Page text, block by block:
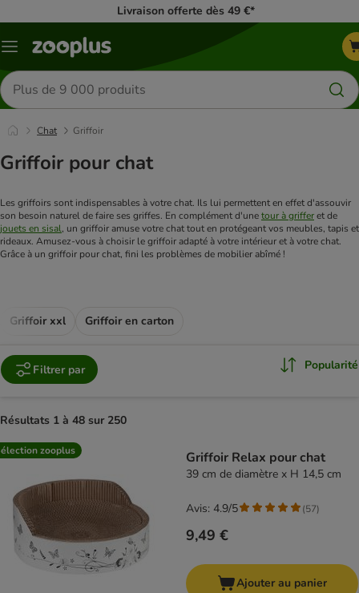
Livraison offerte dès 49 €*
Menu
Rechercher
des
produits
Chat Griffoir
Griffoir pour chat
Les griffoirs sont indispensables à votre chat. Ils lui permettent en effet d'assouvir
son besoin naturel de faire ses griffes. En complément d'une tour à griffer
jouets en sisal, un griffoir amuse votre chat tout en protégeant vos meubles, tapis et
rideaux. Amusez-vous à choisir le griffoir adapté à votre intérieur et à votre chat.
Grâce à un griffoir pour chat, fini les problèmes de mobilier abîmé !
Griffoir xxl​ Griffoir en carton
Filtrer par Popularité
Résultats 1 à 48 sur 250
product items have been changed
zooplus Griffoir Relax pour chat
39 cm de diamètre x H 14,5 cm
9,49 €
Avis: 4.9/5 (57)
Ajouter au panier